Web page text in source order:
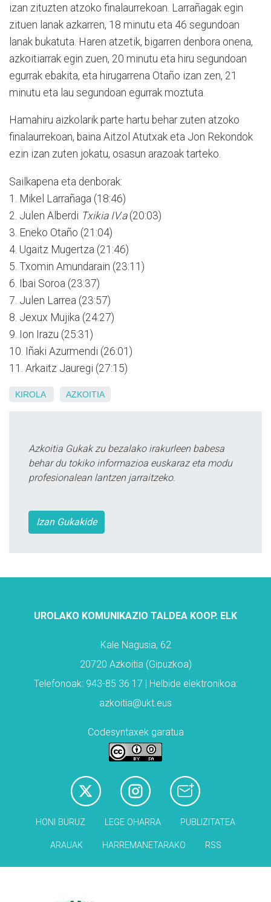
izan zituzten atzoko finalaurrekoan. Larrañagak egin
zituen lanak azkarren, 18 minutu eta 46 segundoan
lanak bukatuta. Haren atzetik, bigarren denbora onena,
azkoitiarrak egin zuen, 20 minutu eta hiru segundoan
egurrak ebakita, eta hirugarrena Otaño izan zen, 21
minutu eta lau segundoan egurrak moztuta.
Hamahiru aizkolarik parte hartu behar zuten atzoko
finalaurrekoan, baina Aitzol Atutxak eta Jon Rekondok
ezin izan zuten jokatu, osasun arazoak tarteko.
Sailkapena eta denborak:
1. Mikel Larrañaga (18:46)
2. Julen Alberdi Txikia IV.a(20:03)
3. Eneko Otaño (21:04)
4. Ugaitz Mugertza (21:46)
5. Txomin Amundarain (23:11)
6. Ibai Soroa (23:37)
7. Julen Larrea (23:57)
8. Jexux Mujika (24:27)
9. Ion Irazu (25:31)
10. Iñaki Azurmendi (26:01)
11. Arkaitz Jauregi (27:15)
KIROLA AZKOITIA
Azkoitia Gukak zu bezalako irakurleen babesa
behar du tokiko informazioa euskaraz eta modu
profesionalean lantzen jarraitzeko.
Izan Gukakide
UROLAKO KOMUNIKAZIO TALDEA KOOP. ELK
Kale Nagusia, 62
20720 Azkoitia (Gipuzkoa)
Telefonoak: 943-85 36 17 | Helbide elektronikoa:
azkoitia@ukt.eus
Codesyntaxek garatua
HONI BURUZ LEGE OHARRA PUBLIZITATEA
ARAUAK HARREMANETARAKO RSS